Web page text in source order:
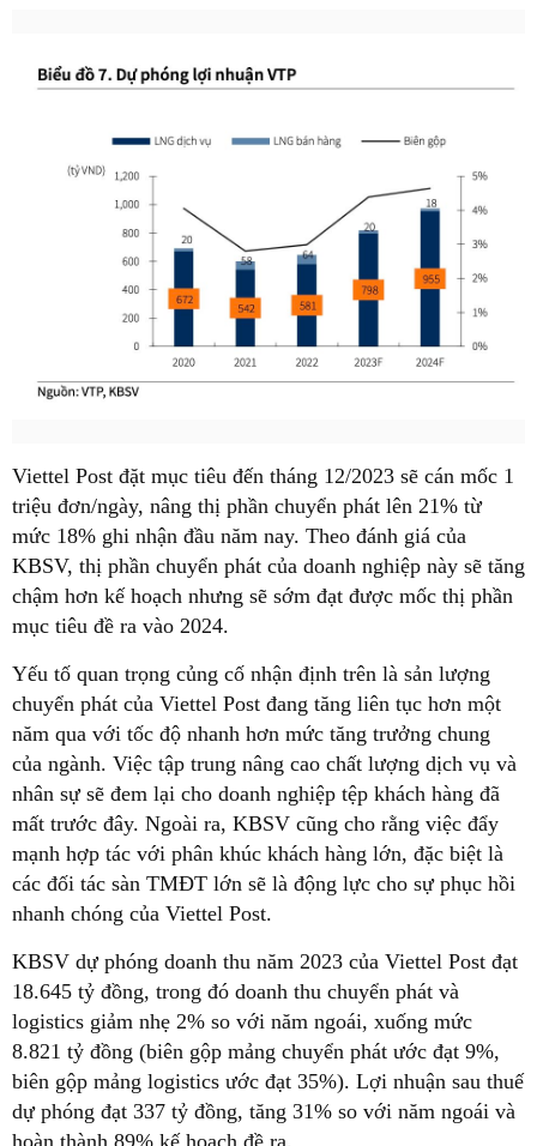
Viettel Post đặt mục tiêu đến tháng 12/2023 sẽ cán mốc 1
triệu đơn/ngày, nâng thị phần chuyển phát lên 21% từ
mức 18% ghi nhận đầu năm nay. Theo đánh giá của
KBSV, thị phần chuyển phát của doanh nghiệp này sẽ tăng
chậm hơn kế hoạch nhưng sẽ sớm đạt được mốc thị phần
mục tiêu đề ra vào 2024.
Yếu tố quan trọng củng cố nhận định trên là sản lượng
chuyển phát của Viettel Post đang tăng liên tục hơn một
năm qua với tốc độ nhanh hơn mức tăng trưởng chung
của ngành. Việc tập trung nâng cao chất lượng dịch vụ và
nhân sự sẽ đem lại cho doanh nghiệp tệp khách hàng đã
mất trước đây. Ngoài ra, KBSV cũng cho rằng việc đẩy
mạnh hợp tác với phân khúc khách hàng lớn, đặc biệt là
các đối tác sàn TMĐT lớn sẽ là động lực cho sự phục hồi
nhanh chóng của Viettel Post.
KBSV dự phóng doanh thu năm 2023 của Viettel Post đạt
18.645 tỷ đồng, trong đó doanh thu chuyển phát và
logistics giảm nhẹ 2% so với năm ngoái, xuống mức
8.821 tỷ đồng (biên gộp mảng chuyển phát ước đạt 9%,
biên gộp mảng logistics ước đạt 35%). Lợi nhuận sau thuế
dự phóng đạt 337 tỷ đồng, tăng 31% so với năm ngoái và